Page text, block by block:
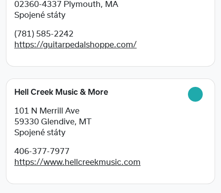
02360-4337 Plymouth, MA
Spojené státy
(781) 585-2242
https://guitarpedalshoppe.com/
Hell Creek Music & More
101 N Merrill Ave
59330 Glendive, MT
Spojené státy
406-377-7977
https://www.hellcreekmusic.com